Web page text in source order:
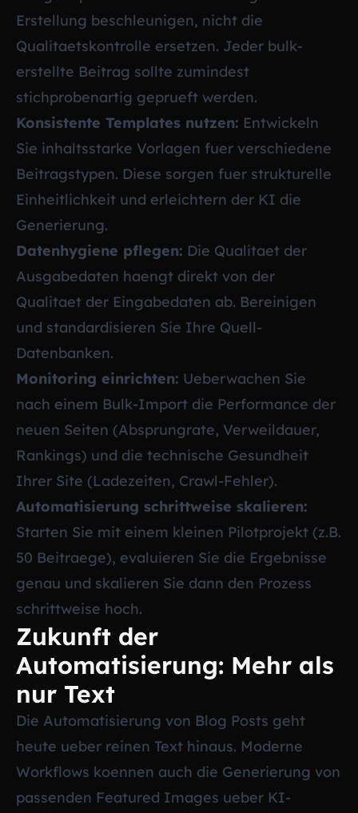
Erstellung beschleunigen, nicht die
Qualitaetskontrolle ersetzen. Jeder bulk-
erstellte Beitrag sollte zumindest
stichprobenartig geprueft werden.
Konsistente Templates nutzen: Entwickeln
Sie inhaltsstarke Vorlagen fuer verschiedene
Beitragstypen. Diese sorgen fuer strukturelle
Einheitlichkeit und erleichtern der KI die
Generierung.
Datenhygiene pflegen: Die Qualitaet der
Ausgabedaten haengt direkt von der
Qualitaet der Eingabedaten ab. Bereinigen
und standardisieren Sie Ihre Quell-
Datenbanken.
Monitoring einrichten: Ueberwachen Sie
nach einem Bulk-Import die Performance der
neuen Seiten (Absprungrate, Verweildauer,
Rankings) und die technische Gesundheit
Ihrer Site (Ladezeiten, Crawl-Fehler).
Automatisierung schrittweise skalieren:
Starten Sie mit einem kleinen Pilotprojekt (z.B.
50 Beitraege), evaluieren Sie die Ergebnisse
genau und skalieren Sie dann den Prozess
schrittweise hoch.
Zukunft der
Automatisierung: Mehr als
nur Text
Die Automatisierung von Blog Posts geht
heute ueber reinen Text hinaus. Moderne
Workflows koennen auch die Generierung von
passenden Featured Images ueber KI-